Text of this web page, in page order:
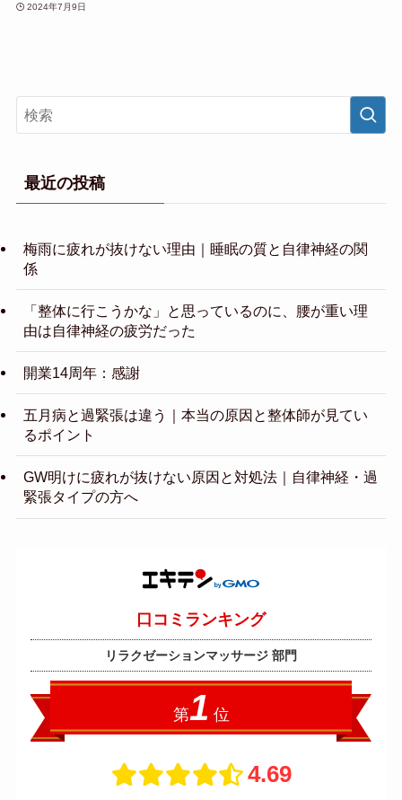
2024年7月9日
最近の投稿
梅雨に疲れが抜けない理由｜睡眠の質と自律神経の関
係
「整体に行こうかな」と思っているのに、腰が重い理
由は自律神経の疲労だった
開業14周年：感謝
五月病と過緊張は違う｜本当の原因と整体師が見てい
るポイント
GW明けに疲れが抜けない原因と対処法｜自律神経・過
緊張タイプの方へ